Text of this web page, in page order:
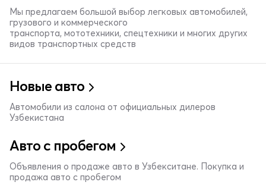
Мы предлагаем большой выбор легковых автомобилей,
грузового и коммерческого
транспорта, мототехники, спецтехники и многих других
видов транспортных средств
Новые авто
Автомобили из салона от официальных дилеров
Узбекистана
Авто с пробегом
Объявления о продаже авто в Узбекситане. Покупка и
продажа авто с пробегом